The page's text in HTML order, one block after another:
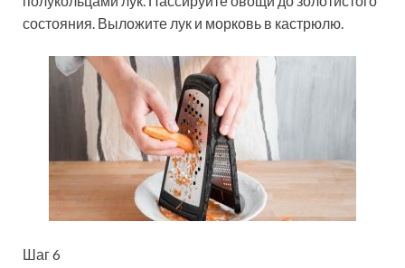
состояния. Выложите лук и морковь в кастрюлю.
Шаг 6